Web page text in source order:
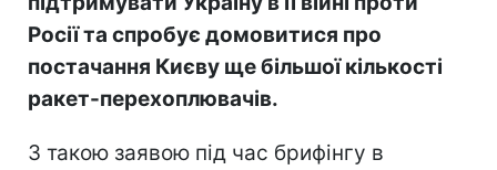
Росії та спробує домовитися про
постачання Києву ще більшої кількості
ракет-перехоплювачів.
З такою заявою під час брифінгу в